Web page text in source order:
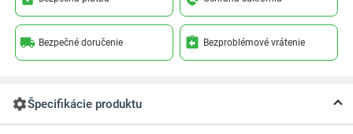
local_shipping Bezpečné doručenie assignment_return Bezproblémové vrátenie
settingsŠpecifikácie produktu